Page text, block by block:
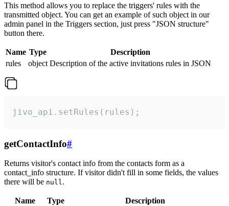
This method allows you to replace the triggers' rules with the
transmitted object. You can get an example of such object in our
admin panel in the Triggers section, just press "JSON structure"
button there.
Name Type
Description
rules
object Description of the active invitations rules in JSON
jivo_api.setRules(rules);
getContactInfo#
Returns visitor's contact info from the contacts form as a
contact_info structure. If visitor didn't fill in some fields, the values
there will be null.
Name Type
Description